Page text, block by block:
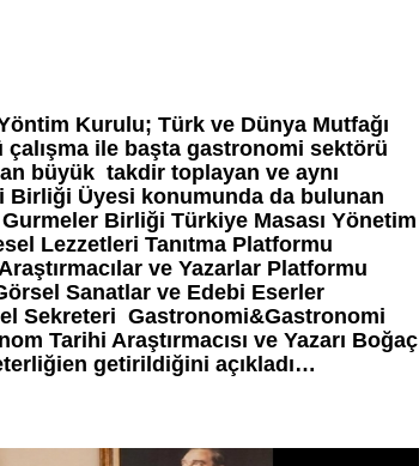
Kurulu; Türk ve Dünya Mutfağı
çalışma ile başta gastronomi sektörü
büyük takdir toplayan ve aynı
Birliği Üyesi konumunda da bulunan
Birliği Türkiye Masası Yönetim
Lezzetleri Tanıtma Platformu
ve Yazarlar Platformu
Sanatlar ve Edebi Eserler
Sekreteri Gastronomi&Gastronomi
Tarihi Araştırmacısı ve Yazarı Boğaç
getirildiğini açıkladı…